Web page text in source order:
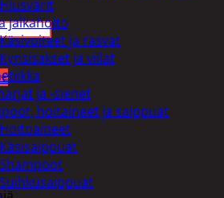
€
Hiusvärit
jalkahoito
Käsivoiteet ja rasvat
Kynsisakset ja viilat
ja -sienet
hoitaineet ja saippuat
Hoitoaineet
Käsisaippuat
Shampoot
Suihkusaippuat